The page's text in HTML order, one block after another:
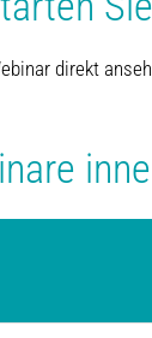
direkt